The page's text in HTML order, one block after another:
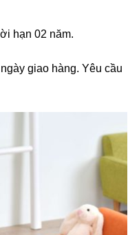
hạn 02 năm.
giao hàng. Yêu cầu